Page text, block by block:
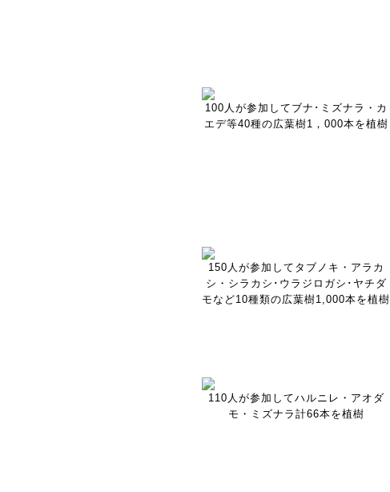
100人が参加してブナ･ミズナラ・カ
エデ等40種の広葉樹1，000本を植樹
150人が参加してタブノキ・アラカ
シ・シラカシ･ウラジロガシ･ヤチダ
モなど10種類の広葉樹1,000本を植樹
110人が参加してハルニレ・アオダ
モ・ミズナラ計66本を植樹